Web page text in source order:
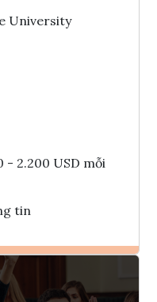
University
- 2.200 USD mỗi
tin